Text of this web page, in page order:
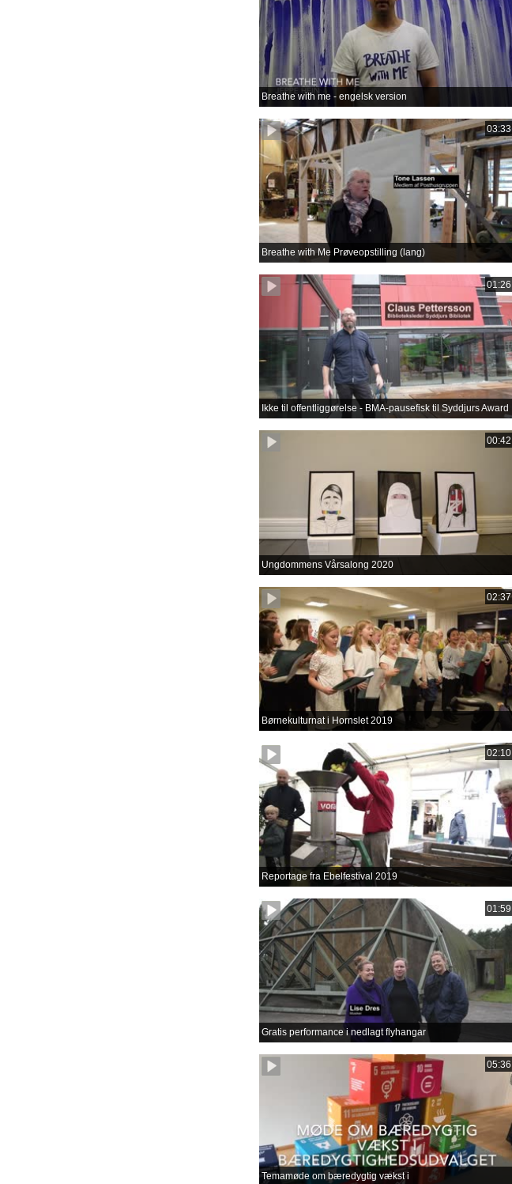
Breathe with me - engelsk version
03:33
Breathe with Me Prøveopstilling (lang)
01:26
Ikke til offentliggørelse - BMA-pausefisk til Syddjurs Award
00:42
Ungdommens Vårsalong 2020
02:37
Børnekulturnat i Hornslet 2019
02:10
Reportage fra Ebelfestival 2019
01:59
Gratis performance i nedlagt flyhangar
05:36
Temamøde om bæredygtig vækst i